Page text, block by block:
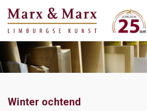
Winter ochtend